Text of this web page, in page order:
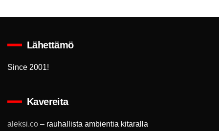
Lähettämö
Since 2001!
Kavereita
aleksi.co – rauhallista ambientia kitaralla